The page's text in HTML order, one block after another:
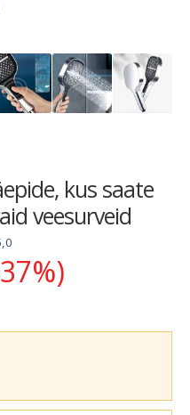
kus saate
veesurveid
€.